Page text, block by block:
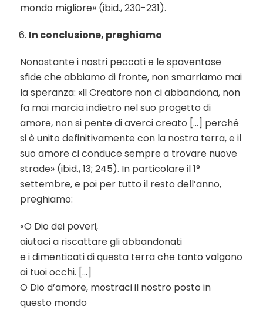
mondo migliore» (ibid., 230-231).
In conclusione, preghiamo
Nonostante i nostri peccati e le spaventose
sfide che abbiamo di fronte, non smarriamo mai
la speranza: «Il Creatore non ci abbandona, non
fa mai marcia indietro nel suo progetto di
amore, non si pente di averci creato […] perché
si è unito definitivamente con la nostra terra, e il
suo amore ci conduce sempre a trovare nuove
strade» (ibid., 13; 245). In particolare il 1°
settembre, e poi per tutto il resto dell’anno,
preghiamo:
«O Dio dei poveri,
aiutaci a riscattare gli abbandonati
e i dimenticati di questa terra che tanto valgono
ai tuoi occhi. […]
O Dio d’amore, mostraci il nostro posto in
questo mondo